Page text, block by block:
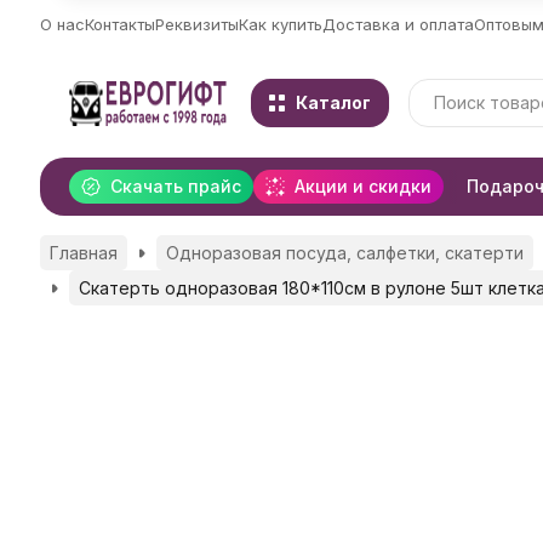
О насКонтактыРеквизитыКак купитьДоставка и оплата
Каталог
Скачать прайс Акции и скидки
Главная Одноразовая посуда, салфетки, скатерти
Скатерть одноразовая 180*110см в рулоне 5шт